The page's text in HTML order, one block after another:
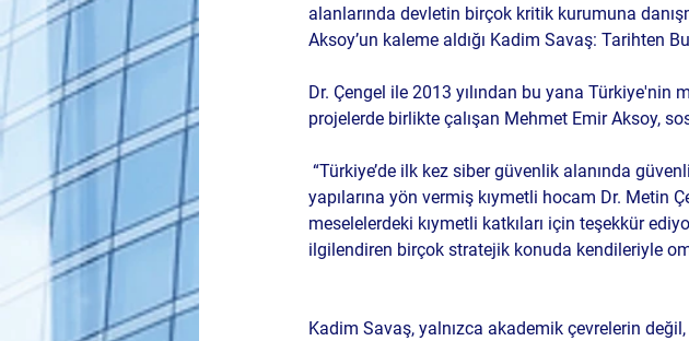
alanlarında devletin birçok kritik kurumuna
Aksoy’un kaleme aldığı Kadim Savaş: Tarihten
Dr. Çengel ile 2013 yılından bu yana
projelerde birlikte çalışan Mehmet Emir Aksoy,
yapılarına yön vermiş kıymetli hocam Dr. Metin
meselelerdeki kıymetli katkıları için teşekkür
ilgilendiren birçok stratejik konuda kendileriyle
Kadim Savaş, yalnızca akademik çevrelerin